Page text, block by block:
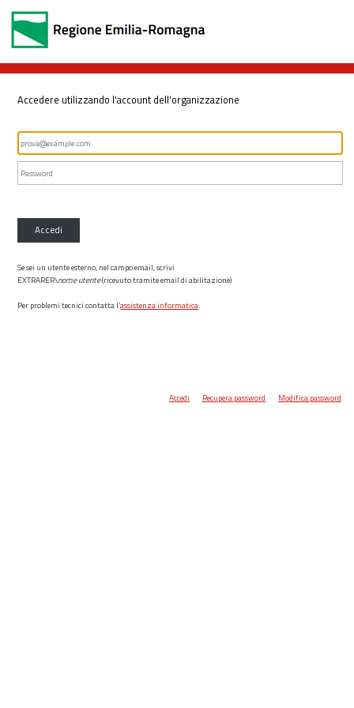
Accedere utilizzando l'account dell'organizzazione
Accedi
Se sei un utente esterno, nel campo email, scrivi
EXTRARER\nome utente(ricevuto tramite email di abilitazione)
Per problemi tecnici contatta l’assistenza informatica.
Accedi Recupera password Modifica password